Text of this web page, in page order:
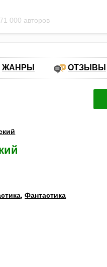
000 авторов
ЖАНРЫ ОТЗЫВЫ
,Фантастика